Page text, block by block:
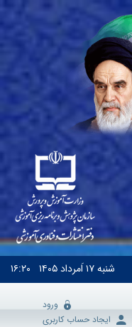
شنبه۱۷ اَمرداد ۱۴۰۵ ۱۶:۲۰
ورود
ایجاد حساب کاربری